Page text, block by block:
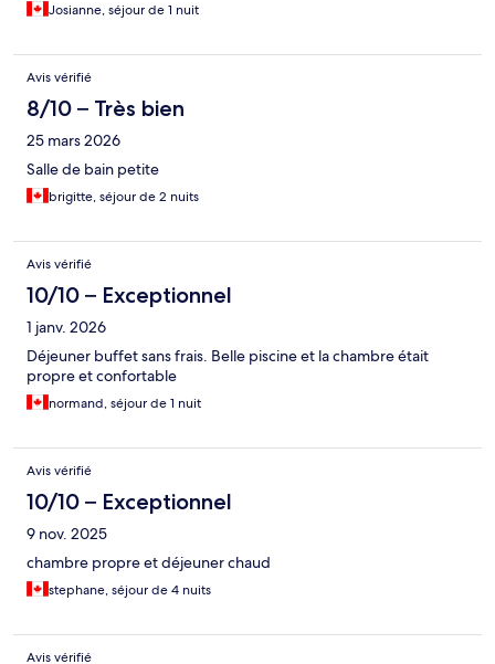
Josianne, séjour de 1 nuit
Avis vérifié
8/10 – Très bien
25 mars 2026
Salle de bain petite
brigitte, séjour de 2 nuits
Avis vérifié
10/10 – Exceptionnel
1 janv. 2026
Déjeuner buffet sans frais. Belle piscine et la chambre était
propre et confortable
normand, séjour de 1 nuit
Avis vérifié
10/10 – Exceptionnel
9 nov. 2025
chambre propre et déjeuner chaud
stephane, séjour de 4 nuits
Avis vérifié